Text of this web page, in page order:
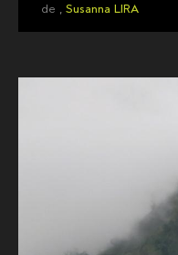
de , Susanna LIRA